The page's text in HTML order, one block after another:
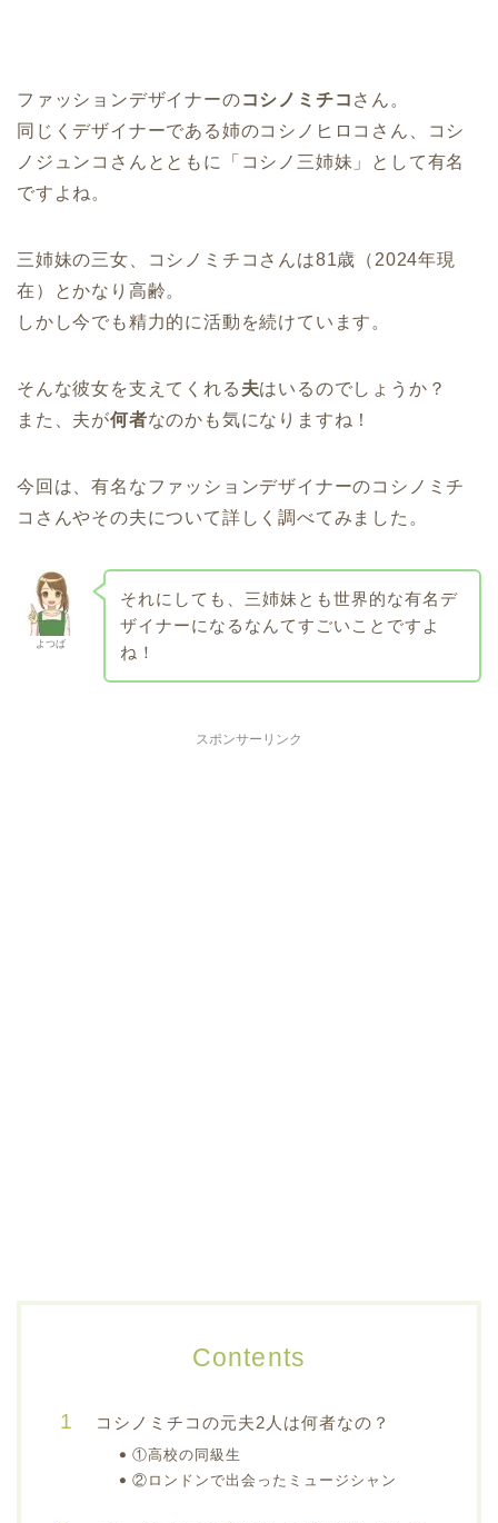
ファッションデザイナーのコシノミチコ さん。
同じくデザイナーである姉のコシノヒロコさん、コシ
ノジュンコさんとともに「コシノ三姉妹」として有名
ですよね。
三姉妹の三女、コシノミチコさんは81歳（2024年現
在）とかなり高齢。
しかし今でも精力的に活動を続けています。
そんな彼女を支えてくれる 夫はいるのでしょうか？
また、夫が何者なのかも気になりますね！
今回は、有名なファッションデザイナーのコシノミチ
コさんやその夫について詳しく調べてみました。
よつば
それにしても、三姉妹とも世界的な有名デ
ザイナーになるなんてすごいことですよ
ね！
スポンサーリンク
Contents
コシノミチコの元夫2人は何者なの？
①高校の同級生
②ロンドンで出会ったミュージシャン